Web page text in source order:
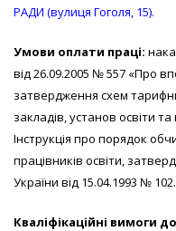
РАДИ (вулиця Гоголя, 15).
Умови оплати праці:
від 26.09.2005 № 557 «Про
затвердження схем
закладів, установ освіти
Інструкція про порядок
працівників освіти,
України від 15.04.1993 № 102.
Кваліфікаційні вимоги